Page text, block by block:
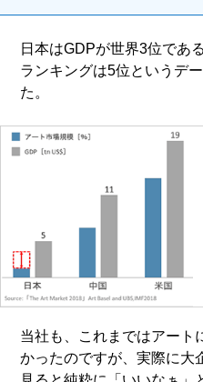
日本はGDPが世界3位であ
ランキングは5位というデ
た。
当社も、これまではアート
かったのですが、実際に大